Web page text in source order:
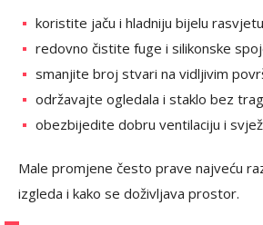
koristite jaču i hladniju bijelu rasvjetu
redovno čistite fuge i silikonske
smanjite broj stvari na vidljivim
održavajte ogledala i staklo bez
obezbijedite dobru ventilaciju i
Male promjene često prave najveću
izgleda i kako se doživljava prostor.